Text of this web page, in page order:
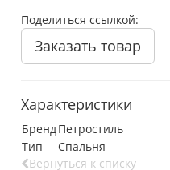
Поделиться ссылкой:
Заказать товар
Характеристики
БрендПетростиль
Тип
Спальня
Вернуться к списку